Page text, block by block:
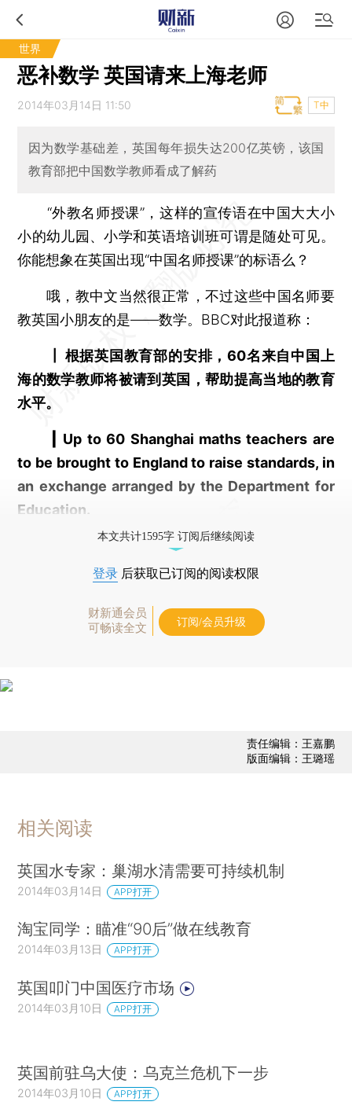
世界
恶补数学 英国请来上海老师
2014年03月14日 11:50 T中
因为数学基础差，英国每年损失达200亿英镑，该国
教育部把中国数学教师看成了解药
“外教名师授课”，这样的宣传语在中国大大小
小的幼儿园、小学和英语培训班可谓是随处可见。
你能想象在英国出现“中国名师授课”的标语么？
哦，教中文当然很正常，不过这些中国名师要
教英国小朋友的是——数学。BBC对此报道称：
┃ 根据英国教育部的安排，60名来自中国上
海的数学教师将被请到英国，帮助提高当地的教育
水平。
┃ Up to 60 Shanghai maths teachers are
to be brought to England to raise standards, in
an exchange arranged by the Department for
Education.
本文共计1595字 订阅后继续阅读
登录 后获取已订阅的阅读权限
财新通会员
可畅读全文
订阅/会员升级
责任编辑：王嘉鹏
版面编辑：王璐瑶
相关阅读
英国水专家：巢湖水清需要可持续机制
2014年03月14日 APP打开
淘宝同学：瞄准“90后”做在线教育
2014年03月13日 APP打开
英国叩门中国医疗市场
2014年03月10日 APP打开
英国前驻乌大使：乌克兰危机下一步
2014年03月10日 APP打开